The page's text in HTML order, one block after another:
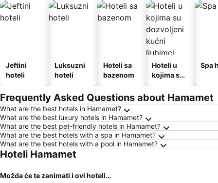
Jeftini
hoteli
Luksuzni
hoteli
Hoteli sa
bazenom
Hoteli u
kojima su
kućni
ljubimci
Spa
Frequently Asked Questions about Hamamet
What are the best hotels in Hamamet?
What are the best luxury hotels in Hamamet?
What are the best pet-friendly hotels in Hamamet?
What are the best hotels with a spa in Hamamet?
What are the best hotels with a pool in Hamamet?
Hoteli Hamamet
Možda će te zanimati i ovi hoteli…